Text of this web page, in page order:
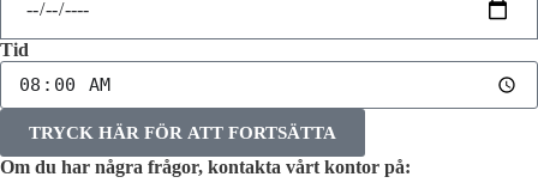
Tid
TRYCK HÄR FÖR ATT FORTSÄTTA
Om du har några frågor, kontakta vårt kontor på: